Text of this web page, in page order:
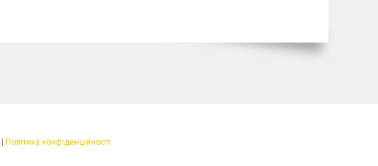
| Політика конфіденційності